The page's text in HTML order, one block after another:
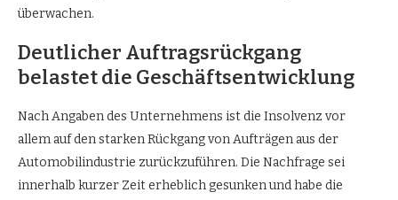
überwachen.
Deutlicher Auftragsrückgang
belastet die Geschäftsentwicklung
Nach Angaben des Unternehmens ist die Insolvenz vor
allem auf den starken Rückgang von Aufträgen aus der
Automobilindustrie zurückzuführen. Die Nachfrage sei
innerhalb kurzer Zeit erheblich gesunken und habe die